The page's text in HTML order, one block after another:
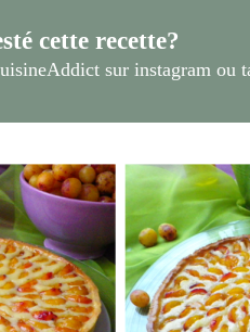
cette recette?
sur instagram ou